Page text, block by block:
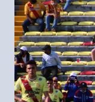
i
c
o
s